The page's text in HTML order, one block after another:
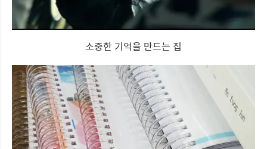
소중한 기억을 만드는 집